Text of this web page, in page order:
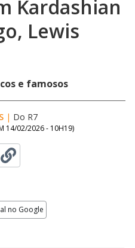
Kardashian
Lewis
e famosos
| Do R7
14/02/2026 - 10H19)
no Google